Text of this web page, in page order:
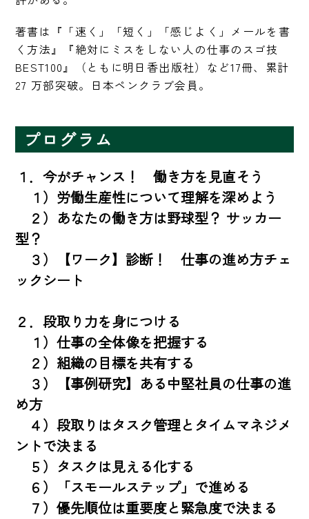
著書は『「速く」「短く」「感じよく」メールを書
く方法』『絶対にミスをしない人の仕事のスゴ技
BEST100』（ともに明日香出版社）など17冊、累計
27 万部突破。日本ペンクラブ会員。
プログラム
１．今がチャンス！　働き方を見直そう
１）労働生産性について理解を深めよう
２）あなたの働き方は野球型？ サッカー
型？
３）【ワーク】診断！　仕事の進め方チェ
ックシート
２．段取り力を身につける
１）仕事の全体像を把握する
２）組織の目標を共有する
３）【事例研究】ある中堅社員の仕事の進
め方
４）段取りはタスク管理とタイムマネジメ
ントで決まる
５）タスクは見える化する
６）「スモールステップ」で進める
７）優先順位は重要度と緊急度で決まる